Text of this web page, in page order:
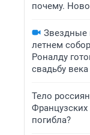
почему.
Звездные
летнем
Роналду
свадьбу
Тело
погибла?